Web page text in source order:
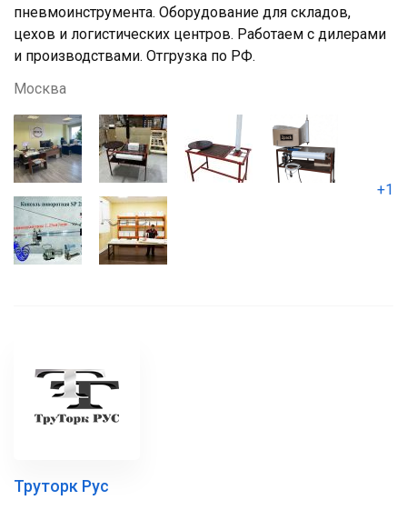
пневмоинструмента. Оборудование для складов,
цехов и логистических центров. Работаем с дилерами
и производствами. Отгрузка по РФ.
Москва
+1
Труторк Рус